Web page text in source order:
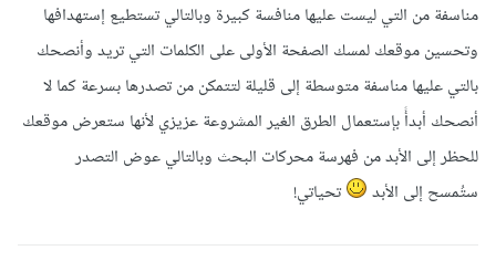
مناسفة من التي ليست عليها منافسة كبيرة وبالتالي تستطيع إستهدافها
وتحسين موقعك لمسك الصفحة الأولى على الكلمات التي تريد وأنصحك
بالتي عليها مناسفة متوسطة إلى قليلة لتتمكن من تصدرها بسرعة كما لا
أنصحك أبدأً بإستعمال الطرق الغير المشروعة عزيزي لأنها ستعرض موقعك
للحظر إلى الأبد من فهرسة محركات البحث وبالتالي عوض التصدر
ستُمسح إلى الأبد
تحياتي!